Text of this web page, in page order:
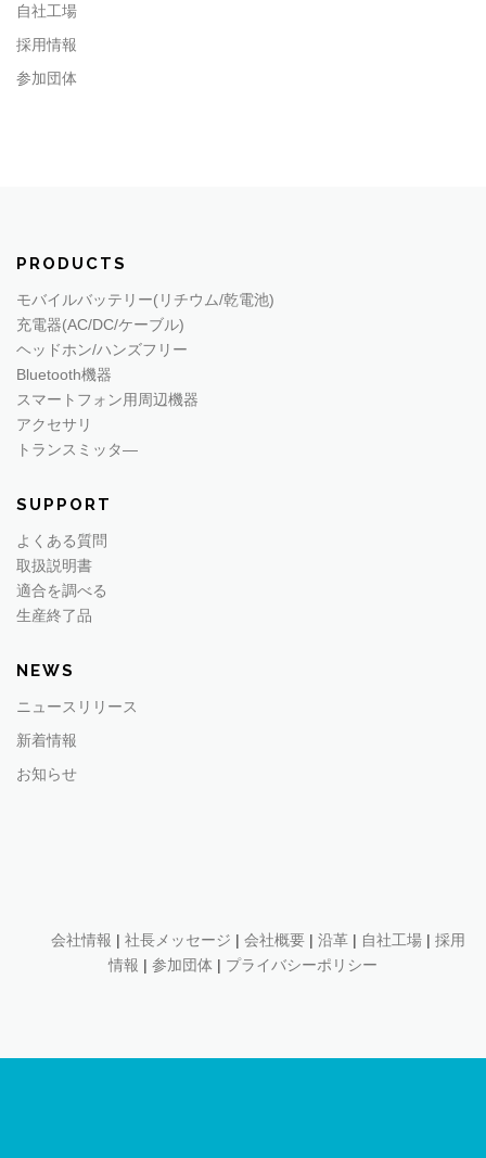
自社工場
採用情報
参加団体
PRODUCTS
モバイルバッテリー(リチウム/乾電池)
充電器(AC/DC/ケーブル)
ヘッドホン/ハンズフリー
Bluetooth機器
スマートフォン用周辺機器
アクセサリ
トランスミッタ―
SUPPORT
よくある質問
取扱説明書
適合を調べる
生産終了品
NEWS
ニュースリリース
新着情報
お知らせ
会社情報 | 社長メッセージ | 会社概要 | 沿革 | 自社工場 | 採用
情報 | 参加団体 | プライバシーポリシー